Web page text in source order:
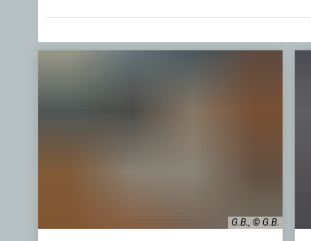
G.B., © G.B.